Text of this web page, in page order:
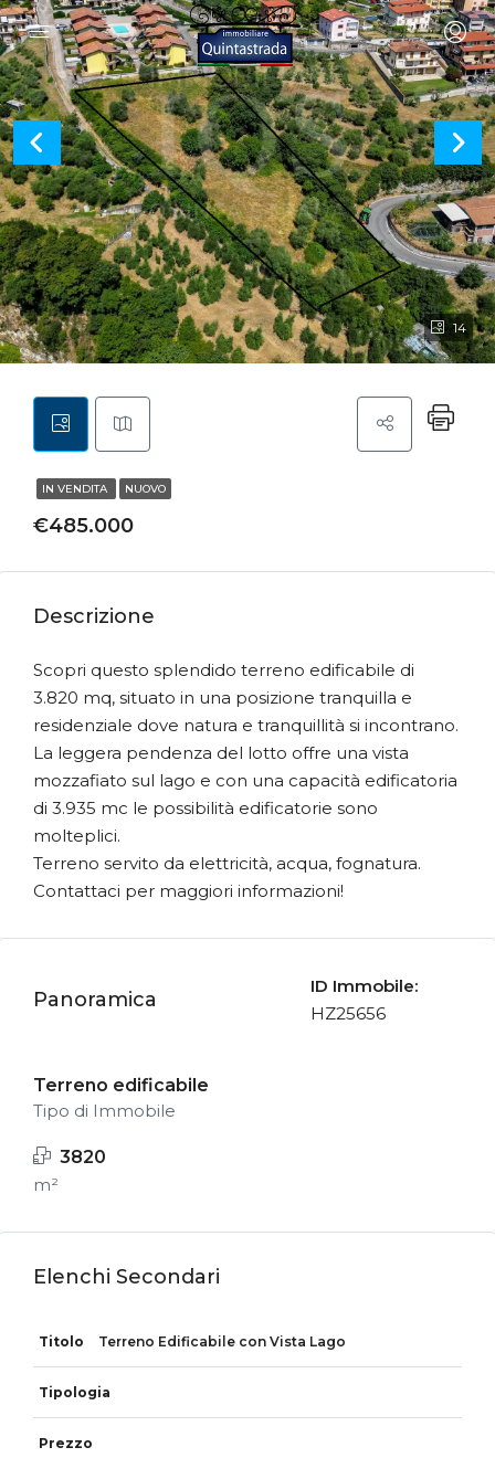
14
IN VENDITA NUOVO
€485.000
Descrizione
Scopri questo splendido terreno edificabile di
3.820 mq, situato in una posizione tranquilla e
residenziale dove natura e tranquillità si incontrano.
La leggera pendenza del lotto offre una vista
mozzafiato sul lago e con una capacità edificatoria
di 3.935 mc le possibilità edificatorie sono
molteplici.
Terreno servito da elettricità, acqua, fognatura.
Contattaci per maggiori informazioni!
Panoramica
ID Immobile:
HZ25656
Terreno edificabile
Tipo di Immobile
3820
m²
Elenchi Secondari
Terreno Edificabile con Vista Lago